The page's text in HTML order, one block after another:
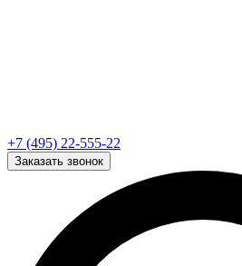
+7 (495) 22-555-22
Заказать звонок